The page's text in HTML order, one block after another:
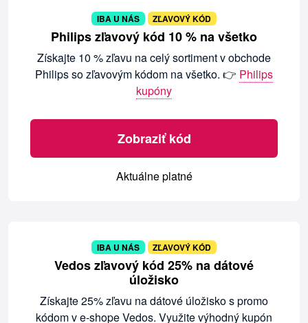
IBA U NÁS ZĽAVOVÝ KÓD
Philips zľavový kód 10 % na všetko
Získajte 10 % zľavu na celý sortiment v obchode
Philips so zľavovým kódom na všetko. 👉 Philips
kupóny
Zobraziť kód
Aktuálne platné
IBA U NÁS ZĽAVOVÝ KÓD
Vedos zľavový kód 25% na dátové
úložisko
Získajte 25% zľavu na dátové úložisko s promo
kódom v e-shope Vedos. Využite výhodný kupón